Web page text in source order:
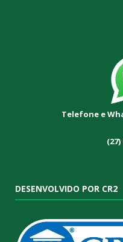
Telefone e
(27)
DESENVOLVIDO POR CR2